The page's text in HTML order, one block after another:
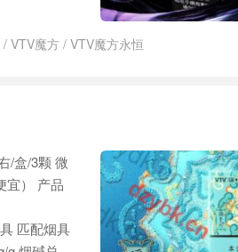
/ VTV魔方 / VTV魔方永恒
/盒/3颗 微
宜） 产品
匹配烟具